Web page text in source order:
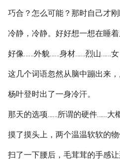
巧合？怎么可能？那时自己才刚
冷静，冷静。好好想一想在睡着
好像……外貌……身材……烈山……女
这几个词语忽然从脑中蹦出来
杨叶登时出了一身冷汗。
那天的选项……所谓的硬件……大
摸了摸头上，两个温温软软的
扫了一下腰后，毛茸茸的手感